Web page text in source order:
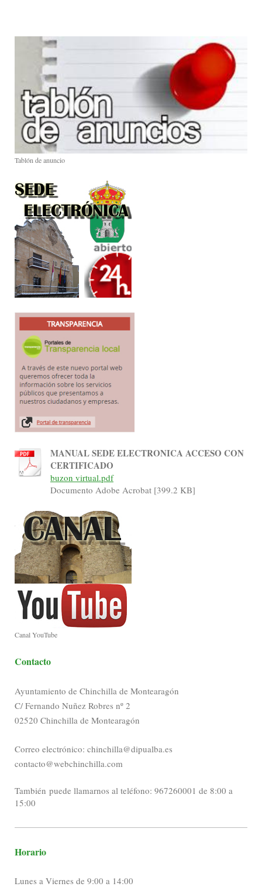
Tablón de anuncio
MANUAL SEDE ELECTRONICA ACCESO CON
CERTIFICADO
buzon virtual.pdf
Documento Adobe Acrobat [399.2 KB]
Canal YouTube
Contacto
Ayuntamiento de Chinchilla de Montearagón
C/ Fernando Nuñez Robres nº 2
02520 Chinchilla de Montearagón
Correo electrónico: chinchilla@dipualba.es
contacto@webchinchilla.com
También puede llamarnos al teléfono: 967260001 de 8:00 a
15:00
Horario
Lunes a Viernes de 9:00 a 14:00